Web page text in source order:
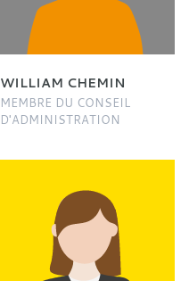
WILLIAM CHEMIN
MEMBRE DU CONSEIL
D'ADMINISTRATION